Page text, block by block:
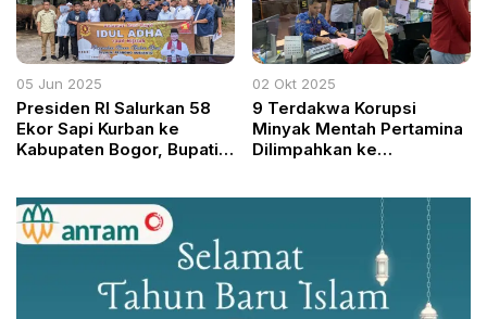
05 Jun 2025
Presiden RI Salurkan 58
Ekor Sapi Kurban ke
Kabupaten Bogor, Bupati
Pemerintah Pusat
02 Okt 2025
9 Terdakwa Korupsi
Minyak Mentah Pertamina
Dilimpahkan ke